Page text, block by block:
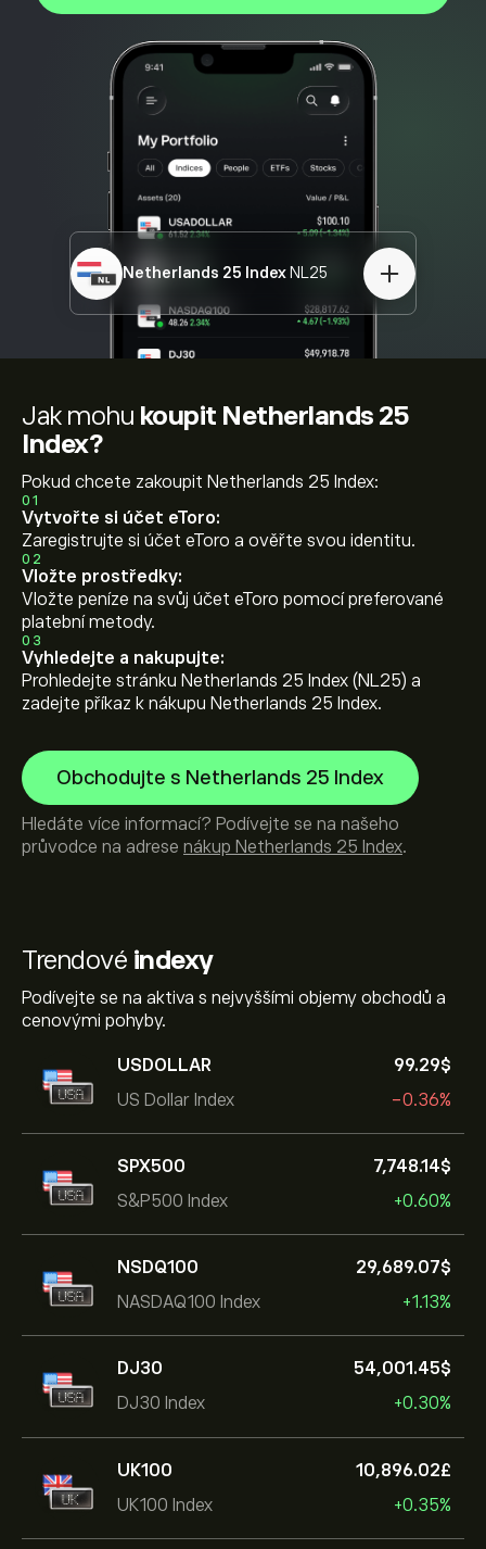
Netherlands 25 Index NL25
Trendové indexy
Podívejte se na aktiva s nejvyššími objemy obchodů a
cenovými pohyby.
USDOLLAR
US Dollar Index
99.29‎$‎
-0.36%
SPX500
S&P500 Index
7,748.14‎$‎
+0.60%
NSDQ100
NASDAQ100 Index
29,689.07‎$‎
+1.13%
DJ30
DJ30 Index
54,001.45‎$‎
+0.30%
UK100
UK100 Index
10,896.02‎£‎
+0.35%
Jak mohu koupit Netherlands 25
Index?
Pokud chcete zakoupit Netherlands 25 Index:
01
Vytvořte si účet eToro:
Zaregistrujte si účet eToro a ověřte svou identitu.
02
Vložte prostředky:
Vložte peníze na svůj účet eToro pomocí preferované
platební metody.
03
Vyhledejte a nakupujte:
Prohledejte stránku Netherlands 25 Index (NL25) a
zadejte příkaz k nákupu Netherlands 25 Index.
Obchodujte s Netherlands 25 Index
Hledáte více informací? Podívejte se na našeho
průvodce na adrese nákup Netherlands 25 Index.